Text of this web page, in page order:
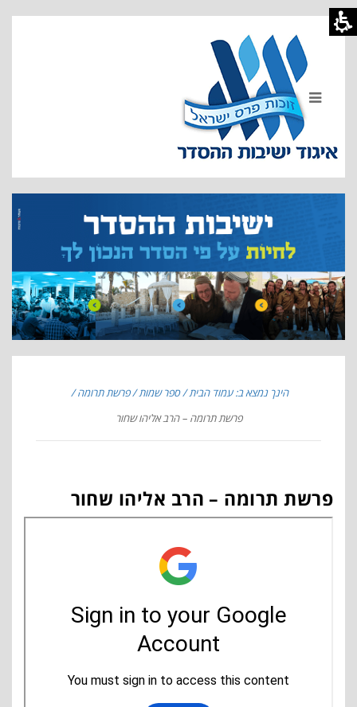
הינך נמצא ב: עמוד הבית ספר שמות
פרשת תרומה
פרשת תרומה – הרב אליהו שחור
פרשת תרומה – הרב אליהו שחור